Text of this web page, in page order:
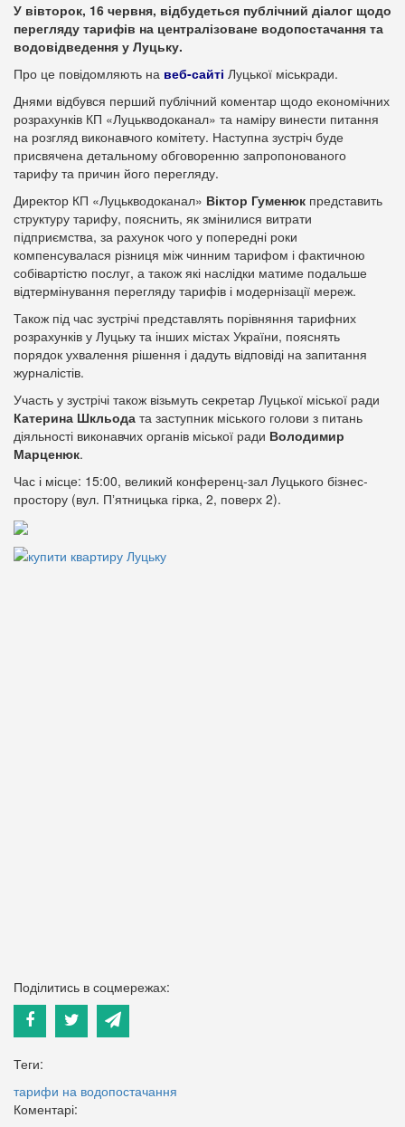
У вівторок, 16 червня, відбудеться публічний діалог щодо
перегляду тарифів на централізоване водопостачання та
водовідведення у Луцьку.
Про це повідомляють на веб-сайті Луцької міськради.
Днями відбувся перший публічний коментар щодо економічних
розрахунків КП «Луцькводоканал» та наміру винести питання
на розгляд виконавчого комітету. Наступна зустріч буде
присвячена детальному обговоренню запропонованого
тарифу та причин його перегляду.
Директор КП «Луцькводоканал» Віктор Гуменюк представить
структуру тарифу, пояснить, як змінилися витрати
підприємства, за рахунок чого у попередні роки
компенсувалася різниця між чинним тарифом і фактичною
собівартістю послуг, а також які наслідки матиме подальше
відтермінування перегляду тарифів і модернізації мереж.
Також під час зустрічі представлять порівняння тарифних
розрахунків у Луцьку та інших містах України, пояснять
порядок ухвалення рішення і дадуть відповіді на запитання
журналістів.
Участь у зустрічі також візьмуть секретар Луцької міської ради
Катерина Шкльода та заступник міського голови з питань
діяльності виконавчих органів міської ради Володимир
Марценюк.
Час і місце: 15:00, великий конференц-зал Луцького бізнес-
простору (вул. Пʼятницька гірка, 2, поверх 2).
Поділитись в соцмережах:
Теги:
тарифи на водопостачання
Коментарі: